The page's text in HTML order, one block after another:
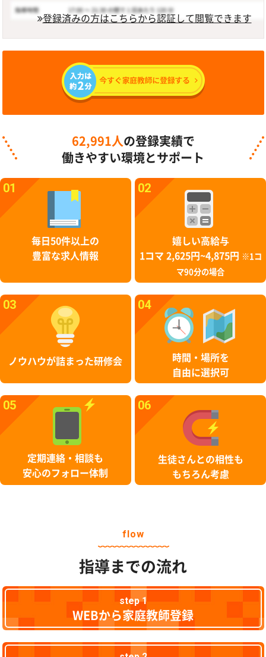
登録済みの方はこちらから認証して閲覧できます
62,991人 の登録実績で
働きやすい環境とサポート
01
毎日50件以上の
豊富な求人情報
02
嬉しい高給与
1コマ 2,625円~4,875円
※1コ
マ90分の場合
03
ノウハウが詰まった研修会
04
時間・場所を
自由に選択可
05
定期連絡・相談も
安心のフォロー体制
06
生徒さんとの相性も
もちろん考慮
flow
指導までの流れ
step 1
WEBから家庭教師登録